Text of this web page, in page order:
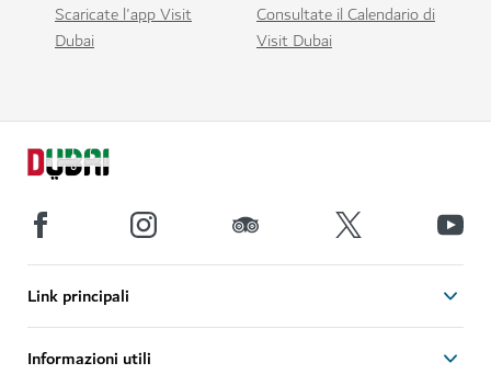
Scaricate l'app Visit
Dubai
Consultate il Calendario di
Visit Dubai
Link principali
Informazioni utili